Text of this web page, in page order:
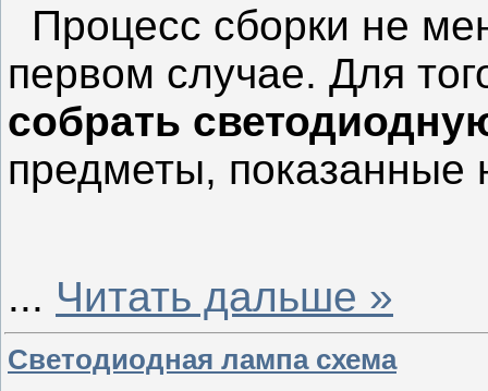
Процесс сборки не
первом случае. Для
собрать
предметы, показанные
... Читать дальше »
Светодиодная лампа схема